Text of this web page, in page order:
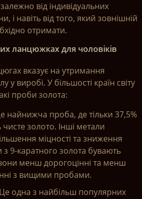
від індивідуальних
і навіть від того, який зовнішній
отримати.
ланцюжках для чоловіків
вказує на утримання
у виробі. У більшості країн світу
проби золота:
найнижча проба, де тільки 37,5%
золото. Інші метали
міцності та зниження
з 9-каратного золота бувають
менш дорогоцінні та менш
з вищими пробами.
Це одна з найбільш популярних